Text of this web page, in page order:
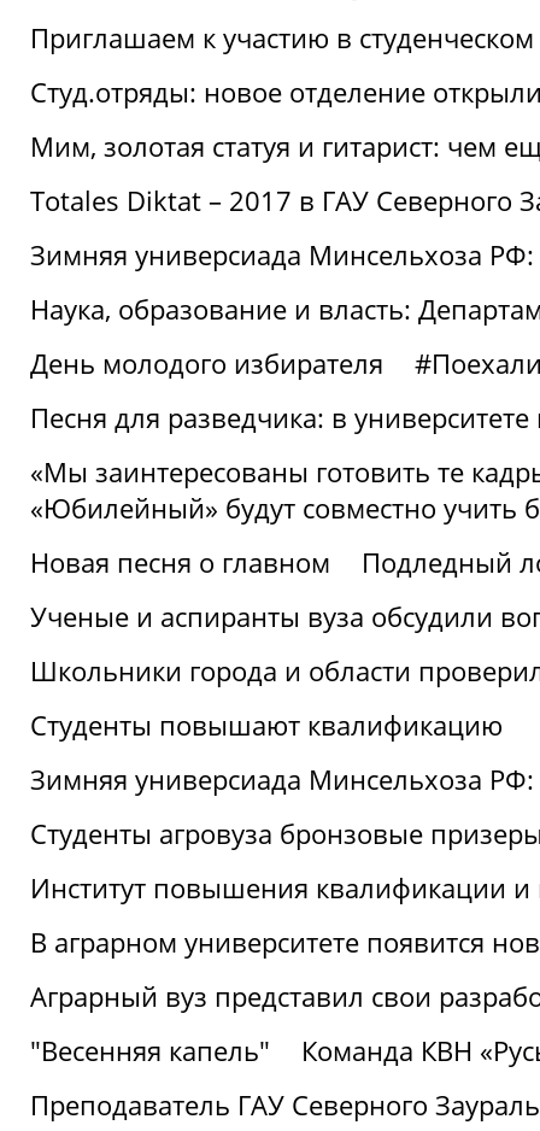
Приглашаем к участию в
Студ.отряды: новое отделение
Мим, золотая статуя и гитарист: чем
Totales Diktat – 2017 в ГАУ Северного
Зимняя универсиада Минсельхоза
Наука, образование и власть:
День молодого избирателя
Песня для разведчика: в
«Мы заинтересованы готовить те
«Юбилейный» будут совместно учить
Новая песня о главном
Подледный
Ученые и аспиранты вуза обсудили
Школьники города и области
Студенты повышают квалификацию
Зимняя универсиада Минсельхоза
Студенты агровуза бронзовые
Институт повышения квалификации и
В аграрном университете появится
Аграрный вуз представил свои
"Весенняя капель"
Команда КВН
Преподаватель ГАУ Северного